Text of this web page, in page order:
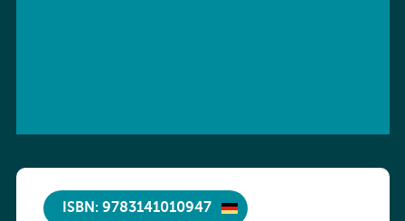
ISBN: 9783141010947